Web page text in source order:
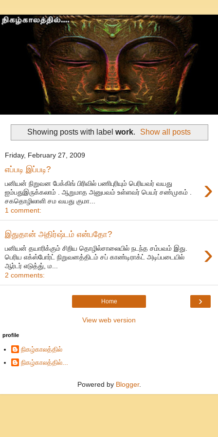
Showing posts with label work. Show all posts
Friday, February 27, 2009
எப்படி இப்படி?
›
பனியன் நிறுவன பேக்கிங் பிரிவில் பணிபுரியும் பெரியவர் வயது
ஐம்பதுஇருக்கலாம் . ஆறுமாத அனுபவம் உள்ளவர் பெயர் சண்முகம் .
சகதொழிலாளி சம வயது குமா...
1 comment:
இதுதான் அதிர்ஷ்டம் என்பதோ?
›
பனியன் தயாரிக்கும் சிறிய தொழில்சாலையில் நடந்த சம்பவம் இது.
பெரிய எக்ஸ்போர்ட் நிறுவனத்திடம் சப் காண்டிராக்ட் அடிப்படையில்
ஆர்டர் எடுத்து், ம...
2 comments:
›
Home
View web version
profile
நிகழ்காலத்தில்
நிகழ்காலத்தில்...
Powered by Blogger.